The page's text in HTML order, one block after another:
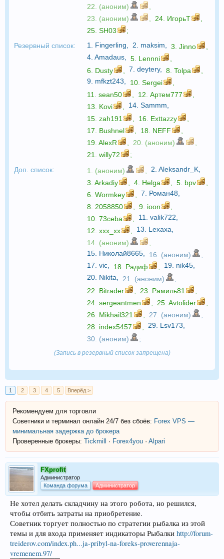
22. (аноним)
23. (аноним)
24. ИгорьТ
25. SH03
;
Резервный список:
1. Fingerling 2. maksim 3. Jinno
4. Amadaus 5. Lennni
6. Dusty 7. deytery, 8. Tolpa
9. mfkzt243 10. Sergei
11. sean50 12. Артем777
13. Kovi 14. Sammm
15. zah191 16. Exttazzy
17. Bushnel 18. NEFF
19. AlexR 20. (аноним)
21. willy72
;
Доп. список:
1. (аноним) 2. Aleksandr_K
3. Arkadiy 4. Helga 5. bpv
6. Wormkey 7. Роман48
8. 2058850 9. ioon
10. 73ceba 11. valik722
12. xxx_xx 13. Lexaxa
14. (аноним)
15. Николай8665 16. (аноним)
17. vic 18. Радиф 19. nik45
20. Nikita 21. (аноним)
22. Bitrader 23. Рамиль81
24. sergeantmen 25. Avtolider
26. Mikhail321 27. (аноним)
28. index5457 29. Lsv173
30. (аноним)
;
(Запись в резервный список запрещена)
1 2 3 4 5 Вперёд >
Рекомендуем для торговли
Советники и терминал онлайн 24/7 без сбоёв: Forex VPS —
минимальная задержка до брокера
Проверенные брокеры: Tickmill · Forex4you · Alpari
FXprofit
Администратор
Команда форума
Администратор
Не хотел делать складчину на этого робота, но решился,
чтобы отбить затраты на приобретение.
Советник торгует полностью по стратегии рыбалка из этой
темы и для входа применяет индикаторы Рыбалки http://forum-
treiderov.com/index.ph...ja-pribyl-na-foreks-proverennaja-
vremenem.97/